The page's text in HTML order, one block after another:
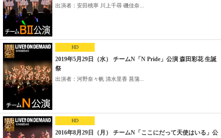
出演者：安田桃寧 川上千尋 磯佳奈...
HD
2019年5月29日（水） チームN「N Pride」公演 森田彩花 生誕
祭
出演者：河野奈々帆 清水里香 菖蒲...
HD
2016年8月29日（月） チームN「ここにだって天使はいる」公